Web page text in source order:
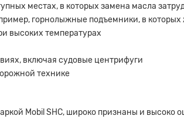
местах, в которых замена масла
горнолыжные подъемники, в
высоких температурах
включая судовые центрифуги
технике
Mobil SHC, широко признаны и